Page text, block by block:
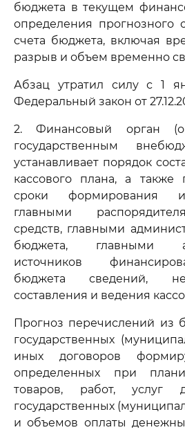
бюджета в текущем
определения прогнозного
счета бюджета, включая
разрыв и объем временно
Абзац утратил силу с 1
Федеральный закон от
2. Финансовый орган
государственным
устанавливает порядок
кассового плана, а также
сроки формирования и
главными
средств, главными
бюджета, главными
источников
бюджета сведений,
составления и ведения
Прогноз перечислений из
государственных
иных договоров
определенных при
товаров, работ, услуг
государственных
и объемов оплаты